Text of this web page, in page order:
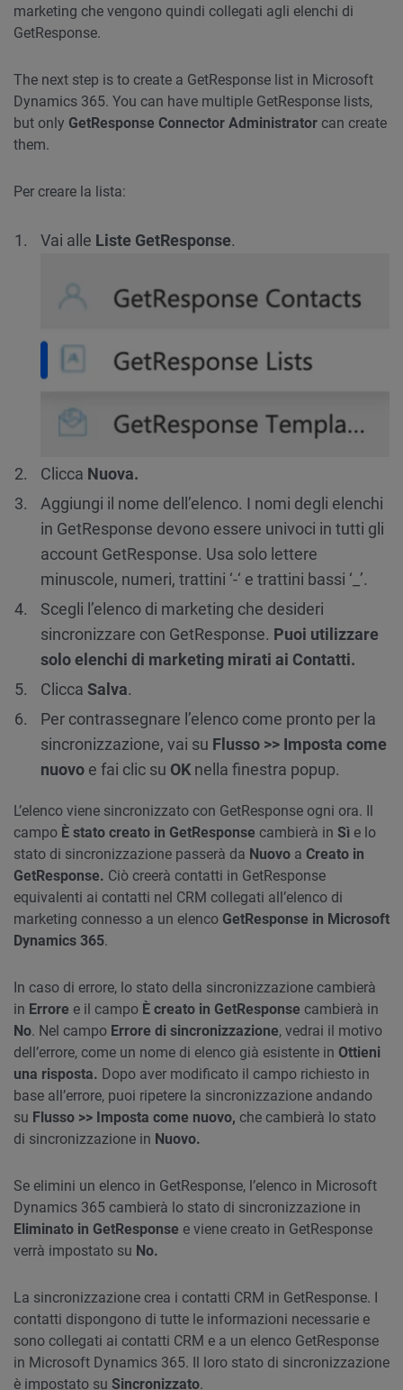
marketing che vengono quindi collegati agli elenchi di
GetResponse.
The next step is to create a GetResponse list in Microsoft
Dynamics 365. You can have multiple GetResponse lists,
but only GetResponse Connector Administrator can create
them.
Per creare la lista:
Vai alle Liste GetResponse.
Clicca Nuova.
Aggiungi il nome dell’elenco. I nomi degli elenchi
in GetResponse devono essere univoci in tutti gli
account GetResponse. Usa solo lettere
minuscole, numeri, trattini ‘-‘ e trattini bassi ‘_’.
Scegli l’elenco di marketing che desideri
sincronizzare con GetResponse. Puoi utilizzare
solo elenchi di marketing mirati ai Contatti.
Clicca Salva.
Per contrassegnare l’elenco come pronto per la
sincronizzazione, vai su Flusso >> Imposta come
nuovo e fai clic su OK nella finestra popup.
L’elenco viene sincronizzato con GetResponse ogni ora. Il
campo È stato creato in GetResponse cambierà in Sì e lo
stato di sincronizzazione passerà da Nuovo a Creato in
GetResponse. Ciò creerà contatti in GetResponse
equivalenti ai contatti nel CRM collegati all’elenco di
marketing connesso a un elenco GetResponse in Microsoft
Dynamics 365.
In caso di errore, lo stato della sincronizzazione cambierà
in Errore e il campo È creato in GetResponse cambierà in
No. Nel campo Errore di sincronizzazione, vedrai il motivo
dell’errore, come un nome di elenco già esistente in Ottieni
una risposta. Dopo aver modificato il campo richiesto in
base all’errore, puoi ripetere la sincronizzazione andando
su Flusso >> Imposta come nuovo, che cambierà lo stato
di sincronizzazione in Nuovo.
Se elimini un elenco in GetResponse, l’elenco in Microsoft
Dynamics 365 cambierà lo stato di sincronizzazione in
Eliminato in GetResponse e viene creato in GetResponse
verrà impostato su No.
La sincronizzazione crea i contatti CRM in GetResponse. I
contatti dispongono di tutte le informazioni necessarie e
sono collegati ai contatti CRM e a un elenco GetResponse
in Microsoft Dynamics 365. Il loro stato di sincronizzazione
è impostato su Sincronizzato.